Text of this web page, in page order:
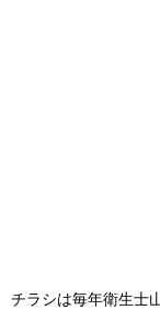
チラシは毎年衛生士